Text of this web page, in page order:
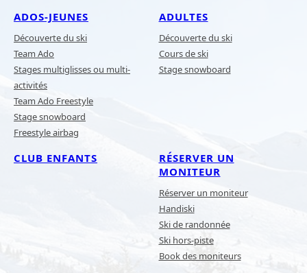
ADOS-JEUNES
Découverte du ski
Team Ado
Stages multiglisses ou multi-
activités
Team Ado Freestyle
Stage snowboard
Freestyle airbag
ADULTES
Découverte du ski
Cours de ski
Stage snowboard
CLUB ENFANTS
RÉSERVER UN
MONITEUR
Réserver un moniteur
Handiski
Ski de randonnée
Ski hors-piste
Book des moniteurs